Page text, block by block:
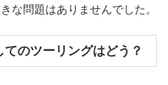
な問題はありませんでした。
のツーリングはどう？